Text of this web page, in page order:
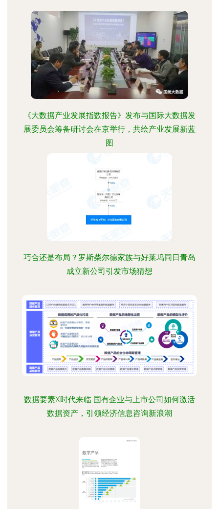
《大数据产业发展指数报告》发布与国际大数据发
展委员会筹备研讨会在京举行，共绘产业发展新蓝
图
巧合还是布局？罗斯柴尔德家族与好莱坞同日青岛
成立新公司引发市场猜想
数据要素X时代来临 国有企业与上市公司如何激活
数据资产，引领经济信息咨询新浪潮